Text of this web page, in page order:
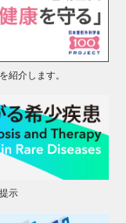
紹介します。
示